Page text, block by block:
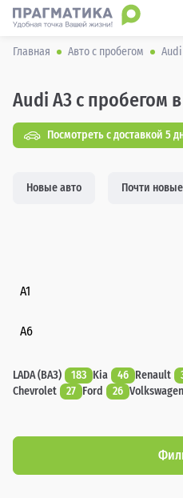
Главная Авто с пробегом Audi
Audi A3 с пробегом
Посмотреть с доставкой 5
Новые авто Почти
A1
A6
LADA (ВАЗ) 183 Kia 46 Renault
Chevrolet
27 Ford 26 Volkswagen